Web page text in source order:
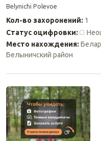
Belynichi Polevoe
Кол-во захоронений: 1
Статус оцифровки:
Место нахождения:
Белыничский район